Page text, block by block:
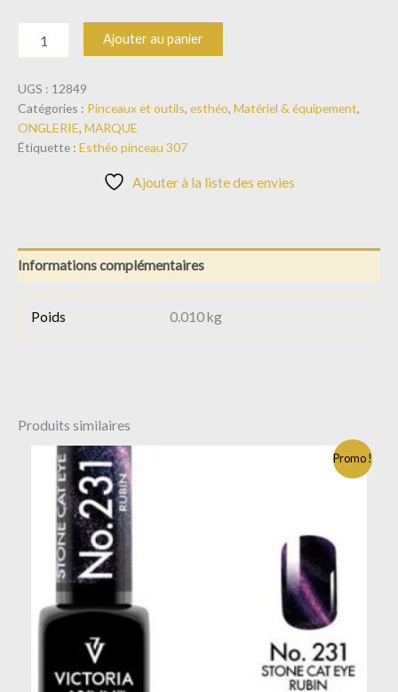
Ajouter au panier
UGS : 12849
Catégories : Pinceaux et outils, esthéo, Matériel & équipement,
ONGLERIE, MARQUE
Étiquette : Esthéo pinceau 307
Ajouter à la liste des envies
Informations complémentaires
Poids 0.010 kg
Produits similaires
Promo !